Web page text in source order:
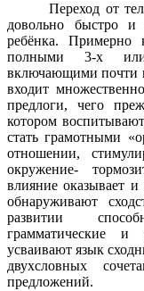
Переход от
довольно быстро и
ребёнка. Примерно
полными 3-х
включающими почти
входит
предлоги, чего
котором
стать грамотными
отношении,
окружение-
влияние оказывает
обнаруживают
развитии
грамматические и
усваивают язык
двухсловных
предложений.